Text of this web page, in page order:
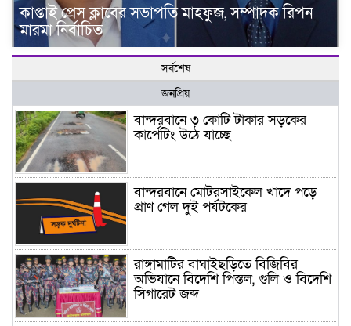
কাপ্তাই প্রেস ক্লাবের সভাপতি মাহফুজ, সম্পাদক রিপন
মারমা নির্বাচিত
সর্বশেষ
জনপ্রিয়
বান্দরবানে ৩ কোটি টাকার সড়কের
কার্পেটিং উঠে যাচ্ছে
বান্দরবানে মোটরসাইকেল খাদে পড়ে
প্রাণ গেল দুই পর্যটকের
রাঙ্গামাটির বাঘাইছড়িতে বিজিবির
অভিযানে বিদেশি পিস্তল, গুলি ও বিদেশি
সিগারেট জব্দ